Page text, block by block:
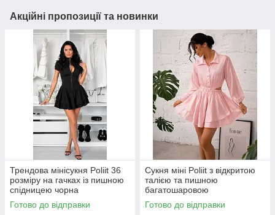
Акційні пропозиції та новинки
Трендова мінісукня Poliit 36
розміру на гачках із пишною
спідницею чорна
Готово до відправки
Сукня міні Poliit з відкритою
талією та пишною
багатошаровою
спідницею,36, 38 розміри
ніжно-рожева
Готово до відправки